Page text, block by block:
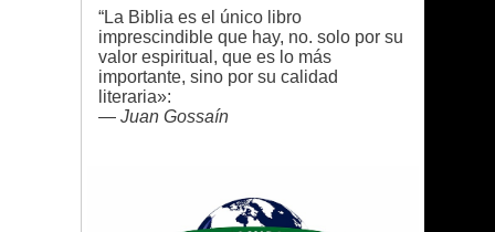
“La Biblia es el único libro
imprescindible que hay, no. solo por su
valor espiritual, que es lo más
importante, sino por su calidad
literaria»:
— Juan Gossaín